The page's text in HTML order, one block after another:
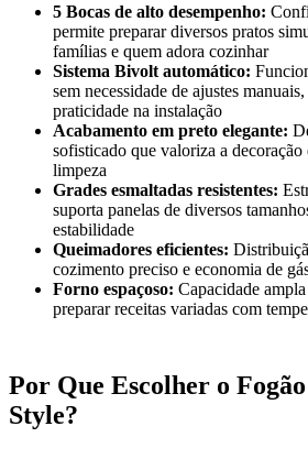
5 Bocas de alto desempenho:
permite preparar diversos pratos
famílias e quem adora cozinhar
Sistema Bivolt automático:
sem necessidade de ajustes
praticidade na instalação
Acabamento em preto elegante:
sofisticado que valoriza a
limpeza
Grades esmaltadas resistentes:
suporta panelas de diversos
estabilidade
Queimadores eficientes:
cozimento preciso e economia de
Forno espaçoso: Capacidade
preparar receitas variadas com
Por Que Escolher o
Style?